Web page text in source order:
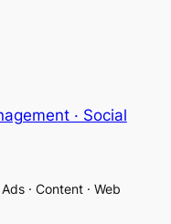
· Social
· Content · Web